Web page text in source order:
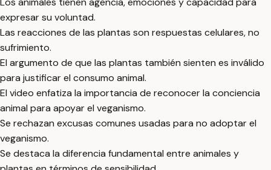
expresar su voluntad.
Las reacciones de las plantas son respuestas celulares, no
sufrimiento.
El argumento de que las plantas también sienten es inválido
para justificar el consumo animal.
El video enfatiza la importancia de reconocer la conciencia
animal para apoyar el veganismo.
Se rechazan excusas comunes usadas para no adoptar el
veganismo.
Se destaca la diferencia fundamental entre animales y